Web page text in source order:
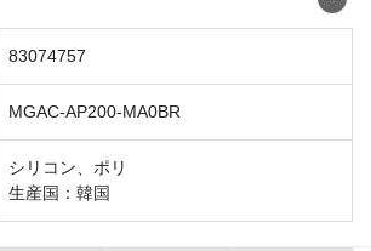
83074757
MGAC-AP200-MA0BR
シリコン、ポリ
生産国：韓国